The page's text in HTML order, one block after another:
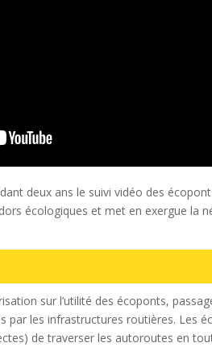
deux ans le suivi vidéo des
écologiques et met en exergue la
sur l’utilité des écoponts,
par les infrastructures routières. Les
de traverser les autoroutes en